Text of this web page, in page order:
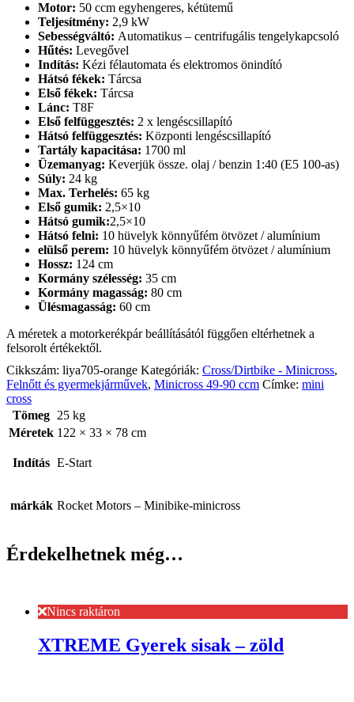
Motor: 50 ccm egyhengeres, kétütemű
Teljesítmény: 2,9 kW
Sebességváltó: Automatikus – centrifugális tengelykapcsoló
Hűtés: Levegővel
Indítás: Kézi félautomata és elektromos önindító
Hátsó fékek: Tárcsa
Első fékek: Tárcsa
Lánc: T8F
Első felfüggesztés: 2 x lengéscsillapító
Hátsó felfüggesztés: Központi lengéscsillapító
Tartály kapacitása: 1700 ml
Üzemanyag: Keverjük össze. olaj / benzin 1:40 (E5 100-as)
Súly: 24 kg
Max. Terhelés: 65 kg
Első gumik: 2,5×10
Hátsó gumik:2,5×10
Hátsó felni: 10 hüvelyk könnyűfém ötvözet / alumínium
elülső perem: 10 hüvelyk könnyűfém ötvözet / alumínium
Hossz: 124 cm
Kormány szélesség: 35 cm
Kormány magasság: 80 cm
Ülésmagasság: 60 cm
A méretek a motorkerékpár beállításától függően eltérhetnek a
felsorolt ​​értékektől.
Cikkszám: liya705-orange Kategóriák: Cross/Dirtbike - Minicross,
Felnőtt és gyermekjárművek, Minicross 49-90 ccm Címke: mini
cross
Tömeg 25 kg
Méretek 122 × 33 × 78 cm
Indítás E-Start
márkák Rocket Motors – Minibike-minicross
Érdekelhetnek még…
Nincs raktáron
XTREME Gyerek sisak – zöld